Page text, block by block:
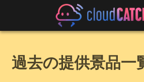
過去の提供景品一